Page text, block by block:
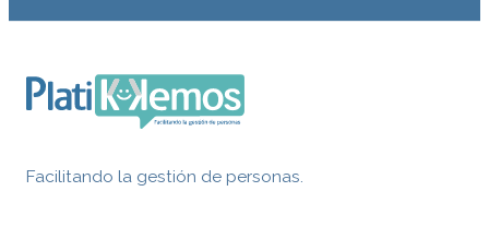
Facilitando la gestión de personas.